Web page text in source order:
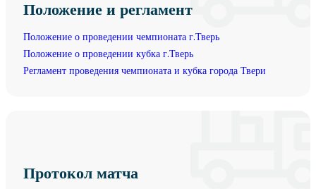
Положение и регламент
Положение о проведении чемпионата г.Тверь
Положение о проведении кубка г.Тверь
Регламент проведения чемпионата и кубка города Твери
Протокол матча